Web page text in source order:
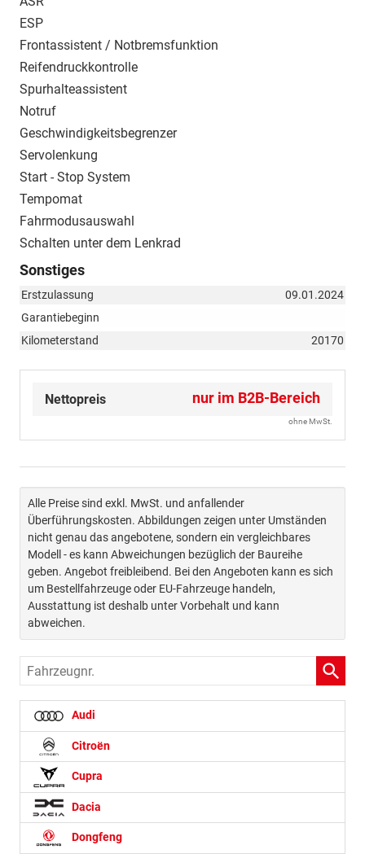
ESP
Frontassistent / Notbremsfunktion
Reifendruckkontrolle
Spurhalteassistent
Notruf
Geschwindigkeitsbegrenzer
Servolenkung
Start - Stop System
Tempomat
Fahrmodusauswahl
Schalten unter dem Lenkrad
Sonstiges
Erstzulassung
09.01.2024
Garantiebeginn
Kilometerstand
20170
Nettopreis nur im B2B-Bereich
ohne MwSt.
Alle Preise sind exkl. MwSt. und anfallender
Überführungskosten. Abbildungen zeigen unter Umständen
nicht genau das angebotene, sondern ein vergleichbares
Modell - es kann Abweichungen bezüglich der Baureihe
geben. Angebot freibleibend. Bei den Angeboten kann es sich
um Bestellfahrzeuge oder EU-Fahrzeuge handeln,
Ausstattung ist deshalb unter Vorbehalt und kann
abweichen.
Fahrzeugnr.
Audi
Citroën
Cupra
Dacia
Dongfeng